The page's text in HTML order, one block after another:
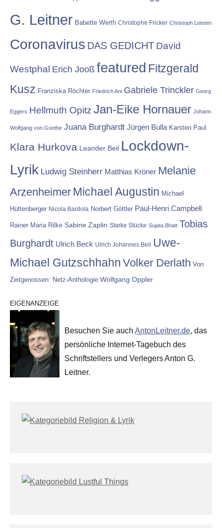
G. Leitner Babette Werth Christophe Fricker Christoph Leisten
Coronavirus DAS GEDICHT David
Westphal Erich Jooß featured Fitzgerald
Kusz Franziska Röchter Friedrich Ani Gabriele Trinckler Georg
Eggers Hellmuth Opitz Jan-Eike Hornauer Johann
Wolfgang von Goethe Juana Burghardt Jürgen Bulla Karsten Paul
Klara Hurkova Leander Beil Lockdown-
Lyrik Ludwig Steinherr Matthias Kröner Melanie
Arzenheimer Michael Augustin Michael
Hüttenberger Nicola Bardola Norbert Göttler Paul-Henri Campbell
Rainer Maria Rilke Sabine Zaplin Starke Stücke Sujata Bhatt Tobias
Burghardt Ulrich Beck Ulrich Johannes Beil
Uwe-
Michael Gutzschhahn Volker Derlath Von
Zeitgenossen: Netz-Anthologie Wolfgang Oppler
EIGENANZEIGE
Besuchen Sie auch AntonLeitner.de, das
persönliche Internet-Tagebuch des
Schriftstellers und Verlegers Anton G.
Leitner.